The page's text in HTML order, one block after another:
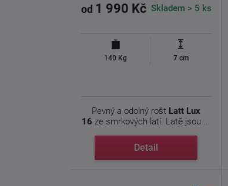
od 1 990 Kč Skladem > 5 ks
140 Kg 7 cm
Pevný a odolný rošt Latt Lux
16 ze smrkových latí. Latě jsou ...
Detail